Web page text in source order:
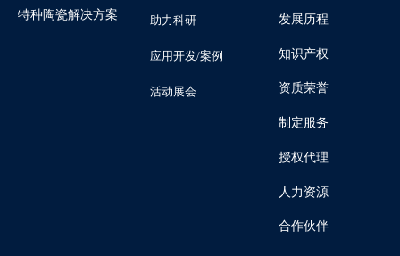
特种陶瓷解决方案 助力科研
应用开发/案例
活动展会
发展历程
知识产权
资质荣誉
制定服务
授权代理
人力资源
合作伙伴